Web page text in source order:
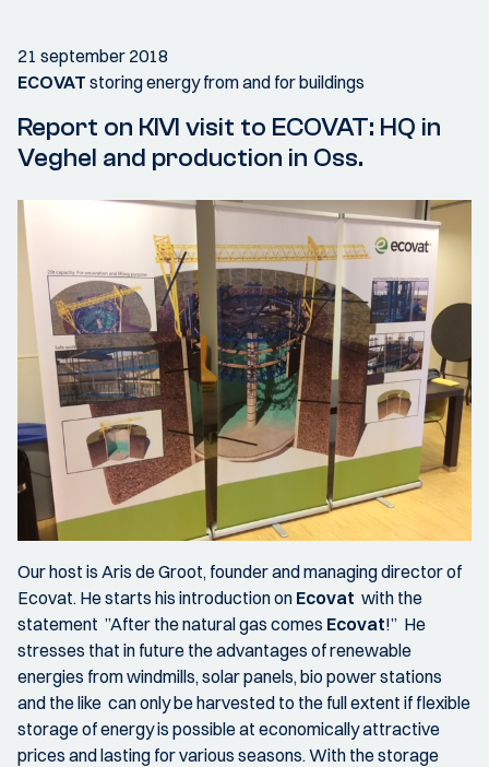
21 september 2018
ECOVAT storing energy from and for buildings
Report on KIVI visit to ECOVAT: HQ in
Veghel and production in Oss.
Our host is Aris de Groot, founder and managing director of
Ecovat. He starts his introduction on Ecovat with the
statement ”After the natural gas comes Ecovat!” He
stresses that in future the advantages of renewable
energies from windmills, solar panels, bio power stations
and the like can only be harvested to the full extent if flexible
storage of energy is possible at economically attractive
prices and lasting for various seasons. With the storage